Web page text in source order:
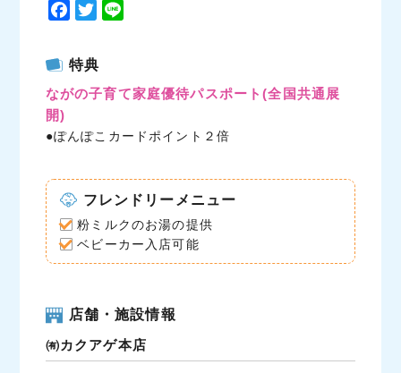
F
e
b
o
T
t
t
r
特典
ながの子育て家庭優待パスポート(全国共通展
開)
●ぽんぽこカードポイント２倍
フレンドリーメニュー
粉ミルクのお湯の提供
ベビーカー入店可能
店舗・施設情報
㈲カクアゲ本店